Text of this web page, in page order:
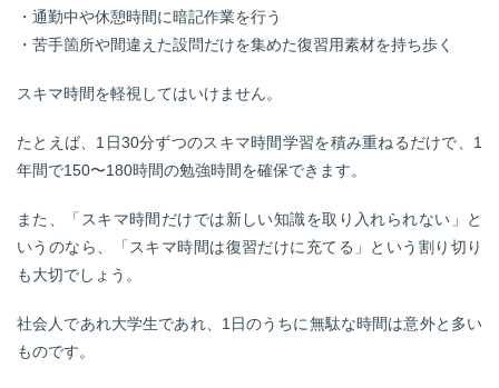
・通勤中や休憩時間に暗記作業を行う
・苦手箇所や間違えた設問だけを集めた復習用素材を持ち歩く
スキマ時間を軽視してはいけません。
たとえば、1日30分ずつのスキマ時間学習を積み重ねるだけで、1
年間で150〜180時間の勉強時間を確保できます。
また、「スキマ時間だけでは新しい知識を取り入れられない」と
いうのなら、「スキマ時間は復習だけに充てる」という割り切り
も大切でしょう。
社会人であれ大学生であれ、1日のうちに無駄な時間は意外と多い
ものです。